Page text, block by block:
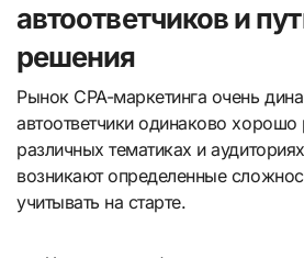
автоответчиков и
решения
Рынок CPA-маркетинга очень
автоответчики одинаково хорошо
различных тематиках и
возникают определенные
учитывать на старте.